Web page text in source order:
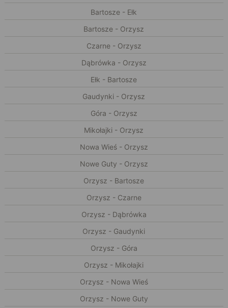
Bartosze - Ełk
Bartosze - Orzysz
Czarne - Orzysz
Dąbrówka - Orzysz
Ełk - Bartosze
Gaudynki - Orzysz
Góra - Orzysz
Mikołajki - Orzysz
Nowa Wieś - Orzysz
Nowe Guty - Orzysz
Orzysz - Bartosze
Orzysz - Czarne
Orzysz - Dąbrówka
Orzysz - Gaudynki
Orzysz - Góra
Orzysz - Mikołajki
Orzysz - Nowa Wieś
Orzysz - Nowe Guty